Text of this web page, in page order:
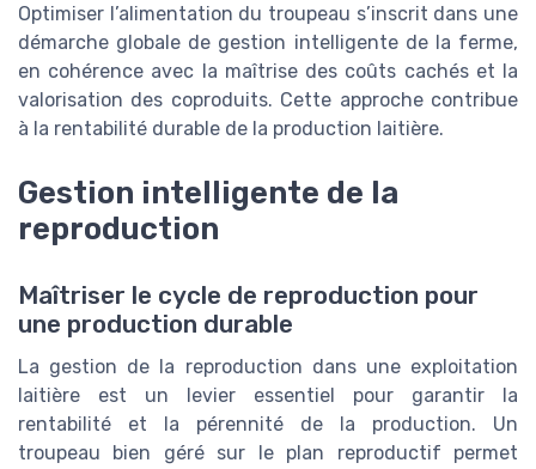
Optimiser l’alimentation du troupeau s’inscrit dans une
démarche globale de gestion intelligente de la ferme,
en cohérence avec la maîtrise des coûts cachés et la
valorisation des coproduits. Cette approche contribue
à la rentabilité durable de la production laitière.
Gestion intelligente de la
reproduction
Maîtriser le cycle de reproduction pour
une production durable
La gestion de la reproduction dans une exploitation
laitière est un levier essentiel pour garantir la
rentabilité et la pérennité de la production. Un
troupeau bien géré sur le plan reproductif permet